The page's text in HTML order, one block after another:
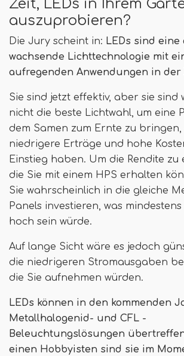
Zeit, LEDs in Ihrem
auszuprobieren?
Die Jury scheint in: LEDs sind
wachsende Lichttechnologie mit
aufregenden Anwendungen in
Sie sind jetzt effektiv, aber sie sind
nicht die beste Lichtwahl, um eine
dem Samen zum Ernte zu bringen,
niedrigere Erträge und hohe
Einstieg haben. Um die Rendite zu
die Sie mit einem HPS erhalten
Sie wahrscheinlich in die gleiche
Panels investieren, was
hoch sein würde.
Auf lange Sicht wäre es jedoch
die niedrigeren Stromausgaben
die Sie aufnehmen würden.
LEDs können in den kommenden
Metallhalogenid- und CFL -
Beleuchtungslösungen
einen Hobbyisten sind sie im